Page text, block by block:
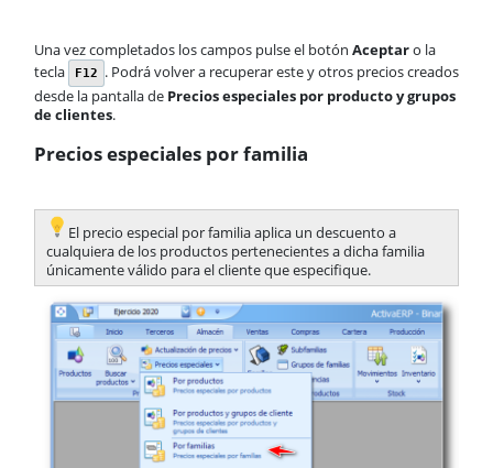
Una vez completados los campos pulse el botón Aceptaro la
tecla
F12
. Podrá volver a recuperar este y otros precios creados
desde la pantalla de Precios especiales por producto y grupos
de clientes.
Precios especiales por familia
​El precio especial por familia aplica un descuento a
cualquiera de los productos pertenecientes a dicha familia
únicamente válido para el cliente que especifique.